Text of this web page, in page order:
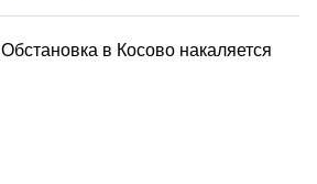
Обстановка в Косово накаляется